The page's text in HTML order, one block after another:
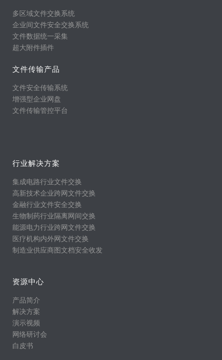
多区域文件交换系统
企业间文件安全交换系统
文件数据统一采集
超大附件插件
文件传输产品
文件安全传输系统
增强型企业网盘
文件传输管控平台
行业解决方案
集成电路行业文件交换
高新技术企业跨网文件交换
金融行业文件安全交换
生物制药行业隔离网间交换
能源电力行业跨网文件交换
医疗机构内外网文件交换
制造业供应商图文档安全收发
资源中心
产品简介
解决方案
演示视频
网络研讨会
白皮书